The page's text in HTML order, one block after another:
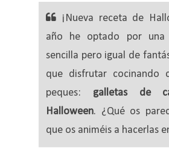
¡Nueva receta de
año he optado por una
sencilla pero igual de
que disfrutar cocinando
peques: galletas de
Halloween. ¿Qué os
que os animéis a hacerlas